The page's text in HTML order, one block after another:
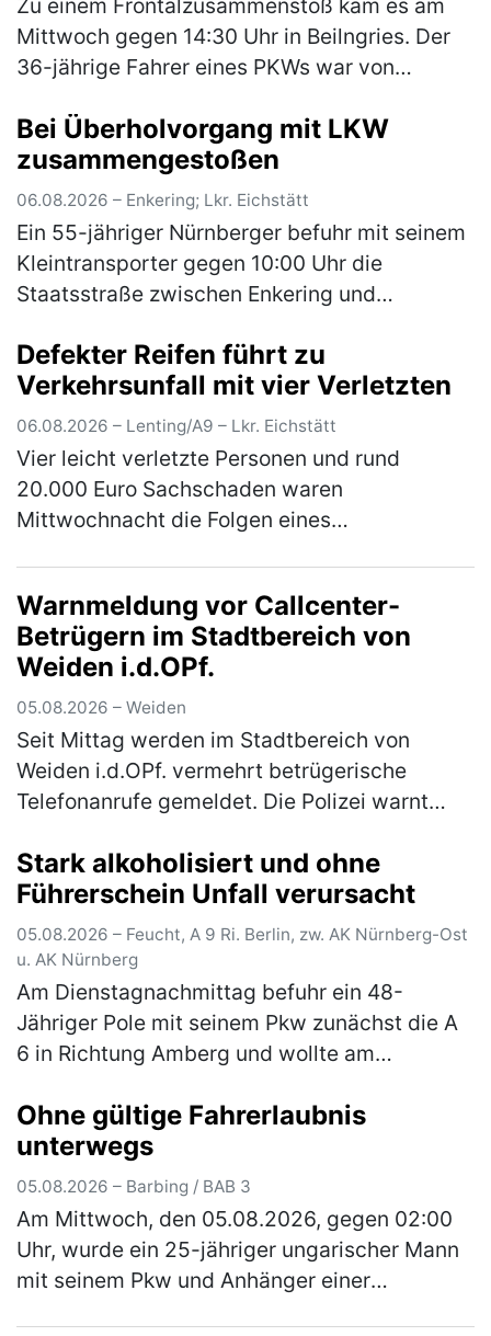
Zu einem Frontalzusammenstoß kam es am
Mittwoch gegen 14:30 Uhr in Beilngries. Der
36-jährige Fahrer eines PKWs war von
unterwegs als er aus bislang unbekannter…
(mehr)
Bei Überholvorgang mit LKW
zusammengestoßen
06.08.2026 – Enkering; Lkr. Eichstätt
Ein 55-jähriger Nürnberger befuhr mit seinem
Kleintransporter gegen 10:00 Uhr die
Staatsstraße zwischen Enkering und
vor ihm in gleicher Richtung fahrende…
Defekter Reifen führt zu
Verkehrsunfall mit vier Verletzten
06.08.2026 – Lenting/A9 – Lkr. Eichstätt
Vier leicht verletzte Personen und rund
20.000 Euro Sachschaden waren
Mittwochnacht die Folgen eines
aus Magdeb…(mehr)
Warnmeldung vor Callcenter-
Betrügern im Stadtbereich von
Weiden i.d.OPf.
05.08.2026 – Weiden
Seit Mittag werden im Stadtbereich von
Weiden i.d.OPf. vermehrt betrügerische
Telefonanrufe gemeldet. Die Polizei warnt
der Betrüger! In Weiden in der Oberp…
Stark alkoholisiert und ohne
Führerschein Unfall verursacht
05.08.2026 – Feucht, A 9 Ri. Berlin, zw. AK Nürnberg-Ost
u. AK Nürnberg
Am Dienstagnachmittag befuhr ein 48-
Jähriger Pole mit seinem Pkw zunächst die A
6 in Richtung Amberg und wollte am
Richtung Berlin wechseln. Auf der rechten
Sp…(mehr)
Ohne gültige Fahrerlaubnis
unterwegs
05.08.2026 – Barbing / BAB 3
Am Mittwoch, den 05.08.2026, gegen 02:00
Uhr, wurde ein 25-jähriger ungarischer Mann
mit seinem Pkw und Anhänger einer